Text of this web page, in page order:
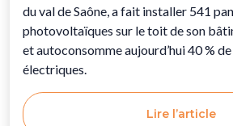
du val de Saône, a fait installer 541
photovoltaïques sur le toit de son
et autoconsomme aujourd’hui 40 %
électriques.
Lire l’article